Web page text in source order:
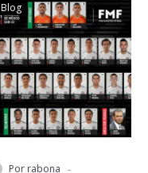
Blog
Por rabona -